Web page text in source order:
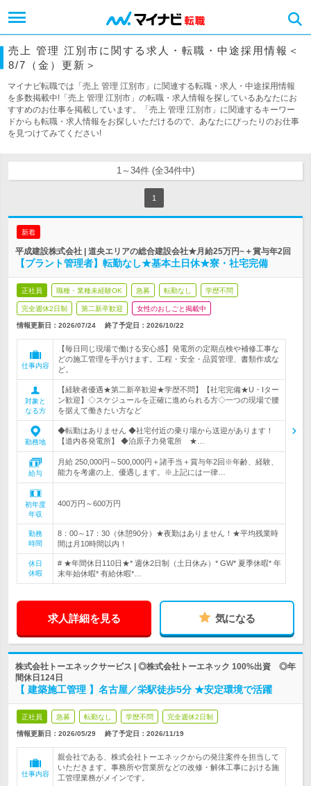
売上 管理 江別市に関する求人・転職・中途採用情報＜
8/7（金）更新＞
マイナビ転職では「売上 管理 江別市」に関連する転職・求人・中途採用情報
を多数掲載中!「売上 管理 江別市」の転職・求人情報を探しているあなたにお
すすめのお仕事を掲載しています。「売上 管理 江別市」に関連するキーワー
ドからも転職・求人情報をお探しいただけるので、あなたにぴったりのお仕事
を見つけてみてください!
1～34件 (全34件中)
1
新着
平成建設株式会社 | 道央エリアの総合建設会社★月給25万円~＋賞与年2回
【プラント管理者】転勤なし★基本土日休★寮・社宅完備
正社員 職種・業種未経験OK 急募 転勤なし 学歴不問
完全週休2日制 第二新卒歓迎 女性のおしごと掲載中
情報更新日：2026/07/24 終了予定日： 2026/10/22
仕事内容
【毎日同じ現場で働ける安心感】発電所の定期点検や補修工事な
どの施工管理を手がけます。工程・安全・品質管理、書類作成な
ど。
対象と
なる方
【経験者優遇★第二新卒歓迎★学歴不問】【社宅完備★U・Iター
ン歓迎】◇スケジュールを正確に進められる方◇一つの現場で腰
を据えて働きたい方など
勤務地
◆転勤はありません ◆社宅付近の乗り場から送迎があります！
【道内各発電所】 ◆泊原子力発電所 ★…
給与
月給 250,000円～500,000円＋諸手当＋賞与年2回※年齢、経験、
能力を考慮の上、優遇します。※上記には一律…
初年度
年収
400万円～600万円
勤務
時間
8：00～17：30（休憩90分）★夜勤はありません！★平均残業時
間は月10時間以内！
休日
休暇
# ★年間休日110日★* 週休2日制（土日休み）* GW* 夏季休暇* 年
末年始休暇* 有給休暇*…
求人詳細を見る 気になる
株式会社トーエネックサービス | ◎株式会社トーエネック 100%出資 ◎年
間休日124日
【 建築施工管理 】名古屋／栄駅徒歩5分 ★安定環境で活躍
正社員 急募 転勤なし 学歴不問 完全週休2日制
情報更新日：2026/05/29 終了予定日： 2026/11/19
仕事内容
親会社である、株式会社トーエネックからの発注案件を担当して
いただきます。事務所や営業所などの改修・解体工事における施
工管理業務がメインです。